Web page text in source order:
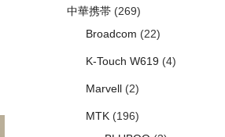
中華携帯(269)
Broadcom (22)
K-Touch W619(4)
Marvell(2)
MTK(196)